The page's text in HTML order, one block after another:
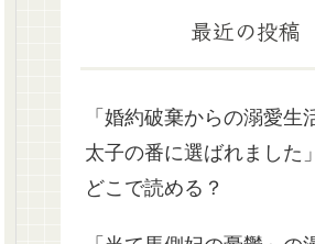
最近の投稿
「婚約破棄からの溺愛生
太子の番に選ばれました
どこで読める？